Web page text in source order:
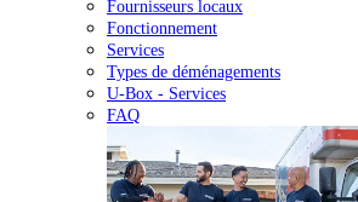
Fournisseurs locaux
Fonctionnement
Services
Types de déménagements
U-Box - Services
FAQ